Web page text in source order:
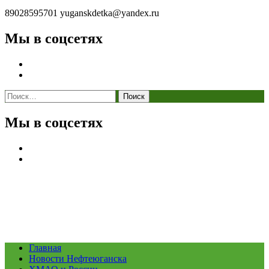
89028595701 yuganskdetka@yandex.ru
Мы в соцсетях
Найти:
Мы в соцсетях
Главная
Новости Нефтеюганска